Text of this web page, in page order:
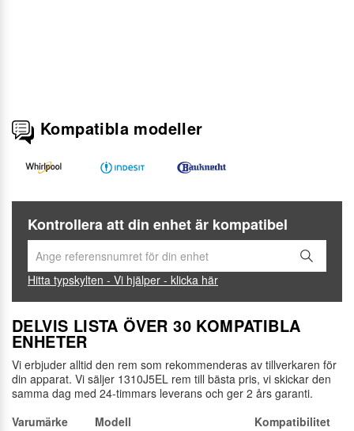
Kompatibla modeller
Kontrollera att din enhet är kompatibel
Hitta typskylten - Vi hjälper - klicka här
DELVIS LISTA ÖVER 30 KOMPATIBLA
ENHETER
Vi erbjuder alltid den rem som rekommenderas av tillverkaren för
din apparat. Vi säljer 1310J5EL rem till bästa pris, vi skickar den
samma dag med 24-timmars leverans och ger 2 års garanti.
Varumärke
Modell Kompatibilitet